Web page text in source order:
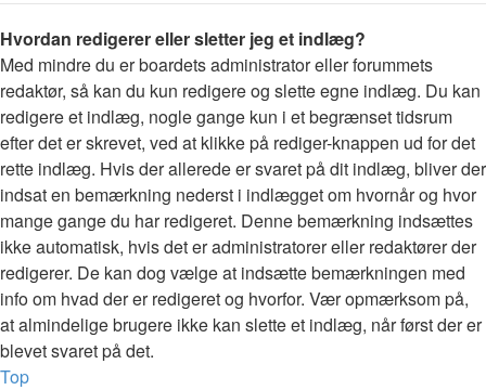
Hvordan redigerer eller sletter jeg et indlæg?
Med mindre du er boardets administrator eller forummets
redaktør, så kan du kun redigere og slette egne indlæg. Du kan
redigere et indlæg, nogle gange kun i et begrænset tidsrum
efter det er skrevet, ved at klikke på rediger-knappen ud for det
rette indlæg. Hvis der allerede er svaret på dit indlæg, bliver der
indsat en bemærkning nederst i indlægget om hvornår og hvor
mange gange du har redigeret. Denne bemærkning indsættes
ikke automatisk, hvis det er administratorer eller redaktører der
redigerer. De kan dog vælge at indsætte bemærkningen med
info om hvad der er redigeret og hvorfor. Vær opmærksom på,
at almindelige brugere ikke kan slette et indlæg, når først der er
blevet svaret på det.
Top